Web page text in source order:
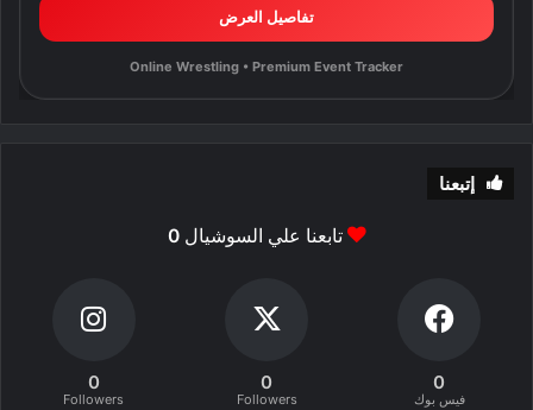
تفاصيل العرض
Online Wrestling • Premium Event Tracker
إتبعنا
تابعنا علي السوشيال0
0
فيس بوك
0
Followers
0
Followers